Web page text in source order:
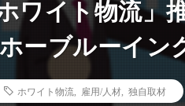
ワイト物流」
ーブルーイン
ホワイト物流 雇用/人材 独自取材